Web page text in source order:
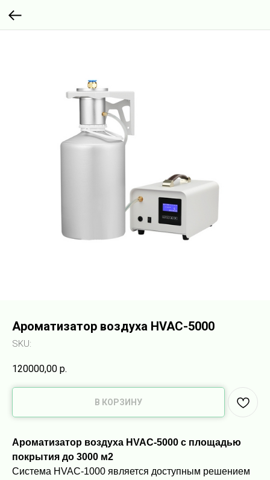
Ароматизатор воздуха HVAC-5000
SKU:
120000,00 р.
В КОРЗИНУ
Ароматизатор воздуха HVAC-5000 с площадью
покрытия до 3000 м2
Система HVAC-1000 является доступным решением